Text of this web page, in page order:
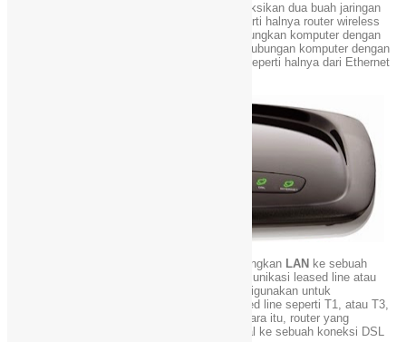
Router juga kadang digunakan untuk mengoneksikan dua buah jaringan
yang menggunakan media yang berbeda (seperti halnya router wireless
yang pada umumnya selain ia dapat menghubungkan komputer dengan
menggunakan radio, ia juga mendukung penghubungan komputer dengan
kabel UTP), atau berbeda arsitektur jaringan, seperti halnya dari Ethernet
juga dapat digunakan untuk menghubungkan LAN ke sebuah
layanan telekomunikasi seperti halnya telekomunikasi leased line atau
(DSL). Router yang digunakan untuk
menghubungkan LAN ke sebuah koneksi leased line seperti T1, atau T3,
sering disebut sebagai access server. Sementara itu, router yang
digunakan untuk menghubungkan jaringan lokal ke sebuah koneksi DSL